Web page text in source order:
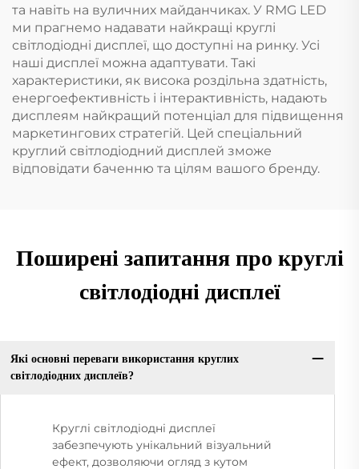
та навіть на вуличних майданчиках. У RMG LED
ми прагнемо надавати найкращі круглі
світлодіодні дисплеї, що доступні на ринку. Усі
наші дисплеї можна адаптувати. Такі
характеристики, як висока роздільна здатність,
енергоефективність і інтерактивність, надають
дисплеям найкращий потенціал для підвищення
маркетингових стратегій. Цей спеціальний
круглий світлодіодний дисплей зможе
відповідати баченню та цілям вашого бренду.
Поширені запитання про круглі
світлодіодні дисплеї
Які основні переваги використання круглих
світлодіодних дисплеїв?
Круглі світлодіодні дисплеї
забезпечують унікальний візуальний
ефект, дозволяючи огляд з кутом